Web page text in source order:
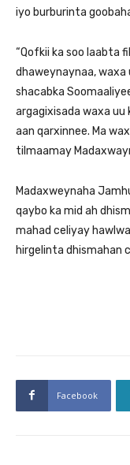
iyo burburinta
“Qofkii ka soo laabta
dhaweynaynaa, waxa
shacabka
argagixisada waxa uu
aan qarxinnee. Ma
tilmaamay
Madaxweynaha
qaybo ka mid ah
mahad celiyay
hirgelinta dhismahan
Facebook